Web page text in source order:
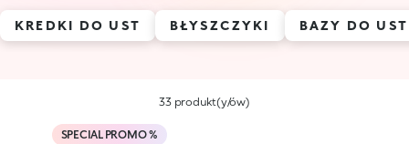
KREDKI DO UST BŁYSZCZYKI BAZY DO UST
33 produkt(y/ów)
SPECIAL PROMO %